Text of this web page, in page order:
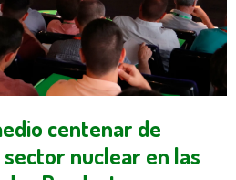
centenar de
nuclear en las